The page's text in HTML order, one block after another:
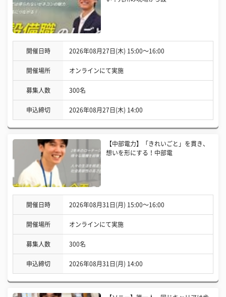
開催日時 2026年08月27日(木) 15:00〜16:00
開催場所 オンラインにて実施
募集人数 300名
申込締切 2026年08月27日(木) 14:00
【中部電力】「きれいごと」を貫き、
想いを形にする！中部電
開催日時 2026年08月31日(月) 15:00〜16:00
開催場所 オンラインにて実施
募集人数 300名
申込締切 2026年08月31日(月) 14:00